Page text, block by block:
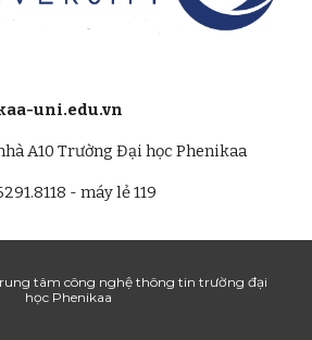
uni.edu.vn
A10 TrườngĐại học Phenikaa
- máy lẻ 119
tâm công nghệ thông tin trường đại
học Phenikaa